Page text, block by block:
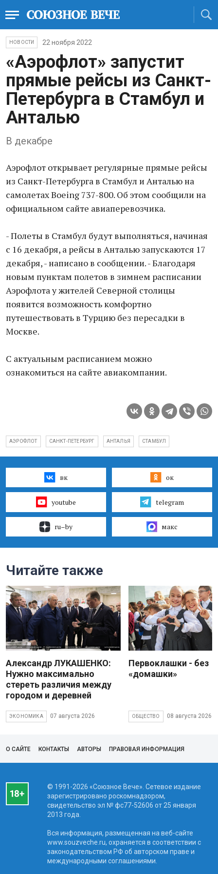
НОВОСТИ 22 ноября 2022
«Аэрофлот» запустит
прямые рейсы из Санкт-
Петербурга в Стамбул и
Анталью
В декабре
Аэрофлот открывает регулярные прямые рейсы
из Санкт-Петербурга в Стамбул и Анталью на
самолетах Boeing 737-800. Об этом сообщили на
официальном сайте авиаперевозчика.
- Полеты в Стамбул будут выполняться, начиная
с 16 декабря, а рейсы в Анталью запускаются 17
декабря, - написано в сообщении. - Благодаря
новым пунктам полетов в зимнем расписании
Аэрофлота у жителей Северной столицы
появится возможность комфортно
путешествовать в Турцию без пересадки в
Москве.
С актуальным расписанием можно
ознакомиться на сайте авиакомпании.
АЭРОФЛОТ САНКТ-ПЕТЕРБУРГ АНТАЛЬЯ СТАМБУЛ
вк ок
youtube telegram
ru–by макс
Читайте также
Александр ЛУКАШЕНКО:
Нужно максимально
стереть различия между
городом и деревней
ЭКОНОМИКА 07 августа 2026
Первоклашки - без
«домашки»
ОБЩЕСТВО 08 августа 2026
О САЙТЕ КОНТАКТЫ АВТОРЫ ПРАВОВАЯ ИНФОРМАЦИЯ
© 1991-2026 «Союзное Вече». Сетевое издание
зарегистрировано роскомнадзором,
свидетельство эл № фc77-52606 от 25 января
2013 года.
Вся информация, размещенная на веб-сайте
www.souzveche.ru, охраняется в соответствии с
законодательством РФ об авторском праве и
международными соглашениями.